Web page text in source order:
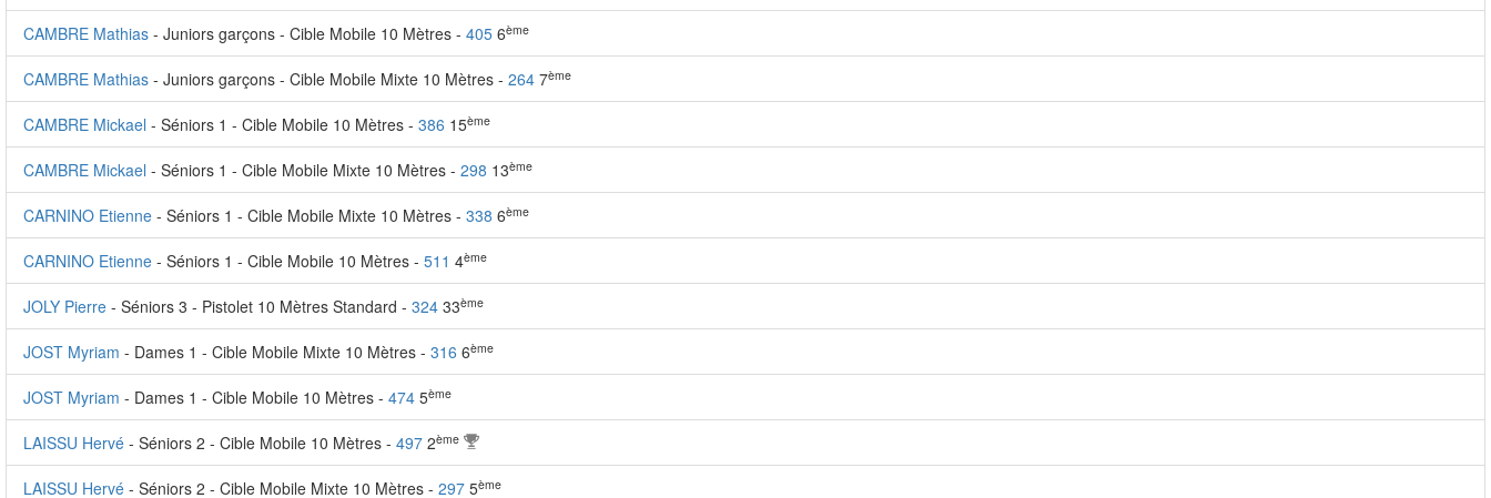
CAMBRE Mathias - Juniors garçons - Cible Mobile 10 Mètres - 405 6ème
CAMBRE Mathias - Juniors garçons - Cible Mobile Mixte 10 Mètres - 264 7ème
CAMBRE Mickael - Séniors 1 - Cible Mobile 10 Mètres - 386 15ème
CAMBRE Mickael - Séniors 1 - Cible Mobile Mixte 10 Mètres - 298 13ème
CARNINO Etienne - Séniors 1 - Cible Mobile Mixte 10 Mètres - 338 6ème
CARNINO Etienne - Séniors 1 - Cible Mobile 10 Mètres - 511 4ème
JOLY Pierre - Séniors 3 - Pistolet 10 Mètres Standard - 324 33ème
JOST Myriam - Dames 1 - Cible Mobile Mixte 10 Mètres - 316 6ème
JOST Myriam - Dames 1 - Cible Mobile 10 Mètres - 474 5ème
LAISSU Hervé - Séniors 2 - Cible Mobile 10 Mètres - 497 2ème
LAISSU Hervé - Séniors 2 - Cible Mobile Mixte 10 Mètres - 297 5ème